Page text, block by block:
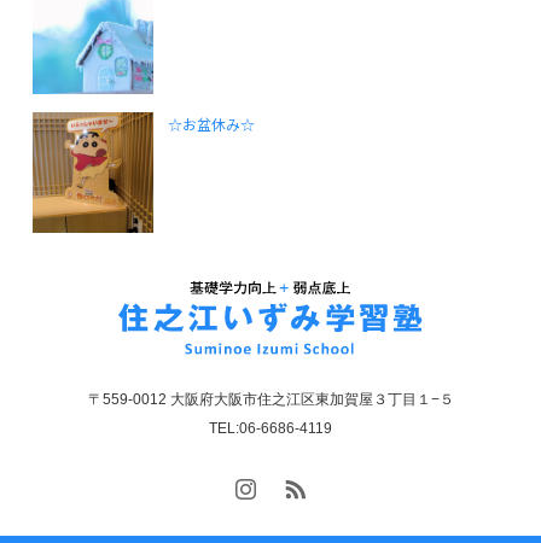
☆お盆休み☆
〒559-0012 大阪府大阪市住之江区東加賀屋３丁目１−５
TEL:06-6686-4119